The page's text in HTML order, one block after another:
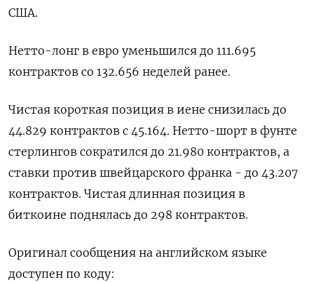
США.
Нетто-лонг в ‌евро уменьшился ‍до 111.695
‌контрактов со 132.656 неделей ​ранее.
Чистая короткая позиция в иене снизилась до
44.⁠829 контрактов с ‍45.164. Нетто-шорт в ‌фунте
стерлингов сократился до 21.980 контрактов, а
ставки против швейцарского франка - до 43.207
контрактов. Чистая ‍длинная ‍позиция в
биткоине поднялась до ‍298 контрактов.
Оригинал сообщения на английском языке
доступен по ⁠коду: